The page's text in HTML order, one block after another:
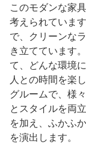
このモダンな家
考えられていま
で、クリーンな
き立てています
て、どんな環境
人との時間を楽
グルームで、様
とスタイルを両
を加え、ふかふ
を演出します。